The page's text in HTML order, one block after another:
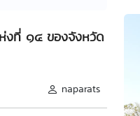
งที่ ๑๔ ของจังหวัด
naparats